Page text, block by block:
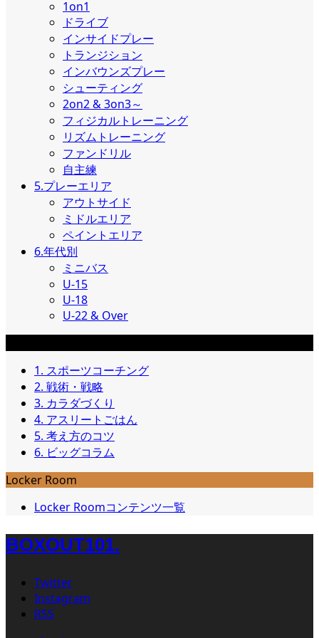
1on1
ドライブ
インサイドプレー
トランジション
インバウンズプレー
シューティング
2on2 & 3on3～
フィジカルトレーニング
リズムトレーニング
ファンドリル
自主練
5.プレーエリア
アウトサイド
ミドルエリア
ペイントエリア
6.年代別
ミニバス
U-15
U-18
U-22 & Over
1. スポーツコーチング
2. 戦術・戦略
3. カラダづくり
4. アスリートごはん
5. 考え方のコツ
6. ビッグコラム
Locker Room
Locker Roomコンテンツ一覧
BOXOUT101.
Twitter
Instagram
RSS